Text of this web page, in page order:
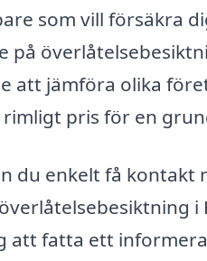
som vill försäkra
på
att jämföra olika
pris för en
du enkelt få kontakt
fatta ett